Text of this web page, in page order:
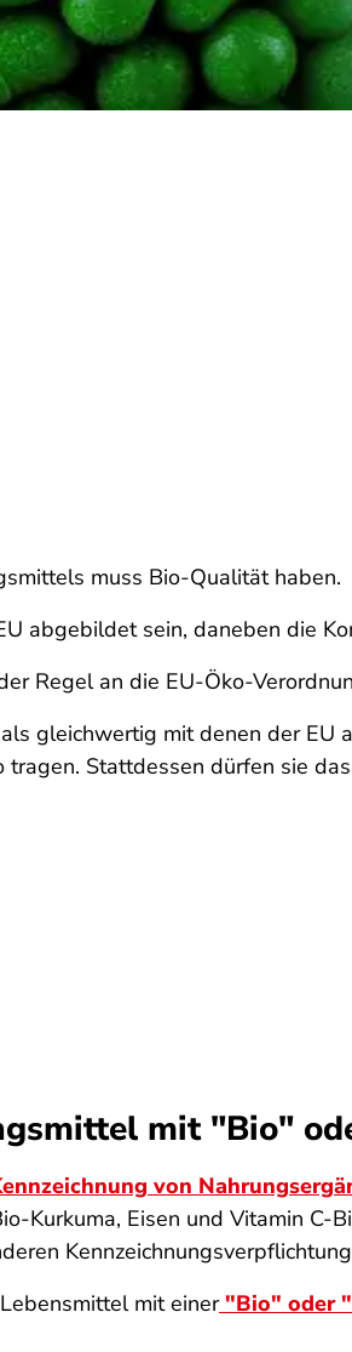
muss Bio-Qualität haben.
abgebildet sein, daneben die
Regel an die EU-Öko-
gleichwertig mit denen der
Stattdessen dürfen sie
mit "Bio"
von
Kurkuma, Eisen und Vitamin C-
mit einer"Bio" oder